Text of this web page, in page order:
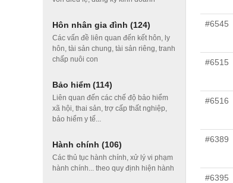
Hôn nhân gia đình (124)
Các vấn đề liên quan đến kết hôn, ly
hôn, tài sản chung, tài sản riêng, tranh
chấp nuôi con
Bảo hiểm (114)
Liên quan đến các chế độ bảo hiểm
xã hội, thai sản, trợ cấp thất nghiệp,
bảo hiểm y tế...
Hành chính (106)
Các thủ tục hành chính, xử lý vi phạm
hành chính... theo quy định hiện hành
#6545
#6515
#6516
#6389
#6395